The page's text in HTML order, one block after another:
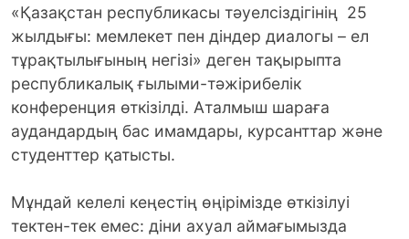
«Қазақстан республикасы тәуелсіздігінің 25
жылдығы: мемлекет пен діндер диалогы – ел
тұрақтылығының негізі» деген тақырыпта
республикалық ғылыми-тәжірибелік
конференция өткізілді. Аталмыш шараға
аудандардың бас имамдары, курсанттар және
студенттер қатысты.
Мұндай келелі кеңестің өңірімізде өткізілуі
тектен-тек емес: діни ахуал аймағымызда